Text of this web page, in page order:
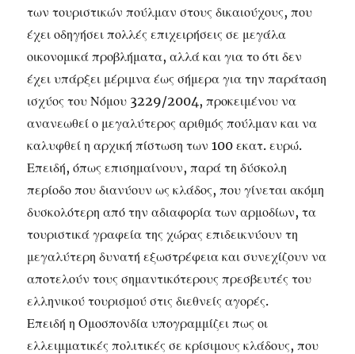
των τουριστικών πούλμαν στους δικαιούχους, που
έχει οδηγήσει πολλές επιχειρήσεις σε μεγάλα
οικονομικά προβλήματα, αλλά και για το ότι δεν
έχει υπάρξει μέριμνα έως σήμερα για την παράταση
ισχύος του Νόμου 3229/2004, προκειμένου να
ανανεωθεί ο μεγαλύτερος αριθμός πούλμαν και να
καλυφθεί η αρχική πίστωση των 100 εκατ. ευρώ.
Επειδή, όπως επισημαίνουν, παρά τη δύσκολη
περίοδο που διανύουν ως κλάδος, που γίνεται ακόμη
δυσκολότερη από την αδιαφορία των αρμοδίων, τα
τουριστικά γραφεία της χώρας επιδεικνύουν τη
μεγαλύτερη δυνατή εξωστρέφεια και συνεχίζουν να
αποτελούν τους σημαντικότερους πρεσβευτές του
ελληνικού τουρισμού στις διεθνείς αγορές.
Επειδή η Ομοσπονδία υπογραμμίζει πως οι
ελλειμματικές πολιτικές σε κρίσιμους κλάδους, που